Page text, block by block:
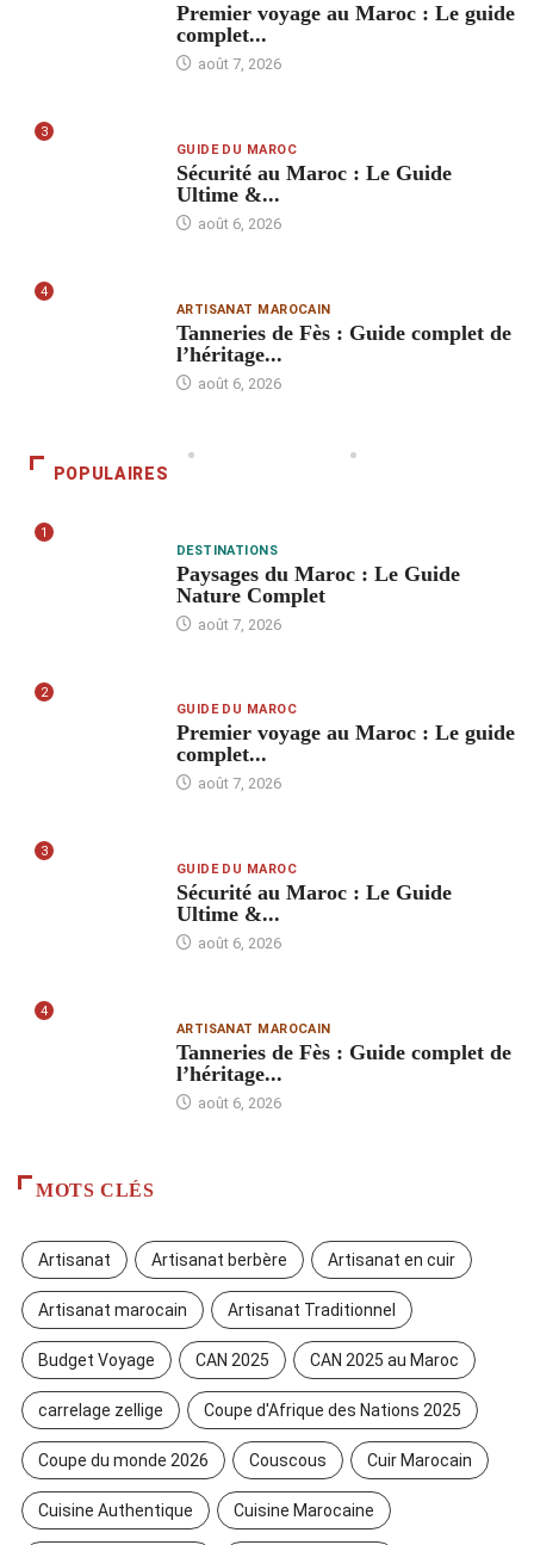
Premier voyage au Maroc : Le guide
complet...
août 7, 2026
3
GUIDE DU MAROC
Sécurité au Maroc : Le Guide
Ultime &...
août 6, 2026
4
ARTISANAT MAROCAIN
Tanneries de Fès : Guide complet de
l’héritage...
août 6, 2026
POPULAIRES
1
DESTINATIONS
Paysages du Maroc : Le Guide
Nature Complet
août 7, 2026
2
GUIDE DU MAROC
Premier voyage au Maroc : Le guide
complet...
août 7, 2026
3
GUIDE DU MAROC
Sécurité au Maroc : Le Guide
Ultime &...
août 6, 2026
4
ARTISANAT MAROCAIN
Tanneries de Fès : Guide complet de
l’héritage...
août 6, 2026
MOTS CLÉS
Artisanat Artisanat berbère Artisanat en cuir
Artisanat marocain Artisanat Traditionnel
Budget Voyage CAN 2025 CAN 2025 au Maroc
carrelage zellige Coupe d'Afrique des Nations 2025
Coupe du monde 2026 Couscous Cuir Marocain
Cuisine Authentique Cuisine Marocaine